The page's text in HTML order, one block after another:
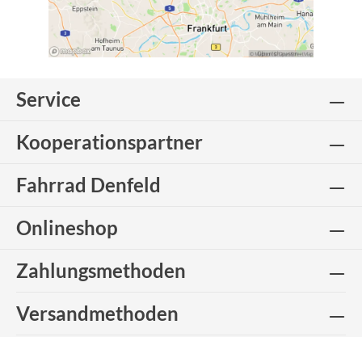
Service
Kooperationspartner
Fahrrad Denfeld
Onlineshop
Zahlungsmethoden
Versandmethoden